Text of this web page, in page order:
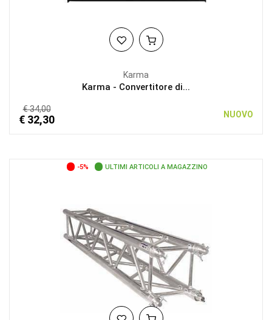
Karma
Karma - Convertitore di...
€ 34,00
€ 32,30 NUOVO
-5% ULTIMI ARTICOLI A MAGAZZINO